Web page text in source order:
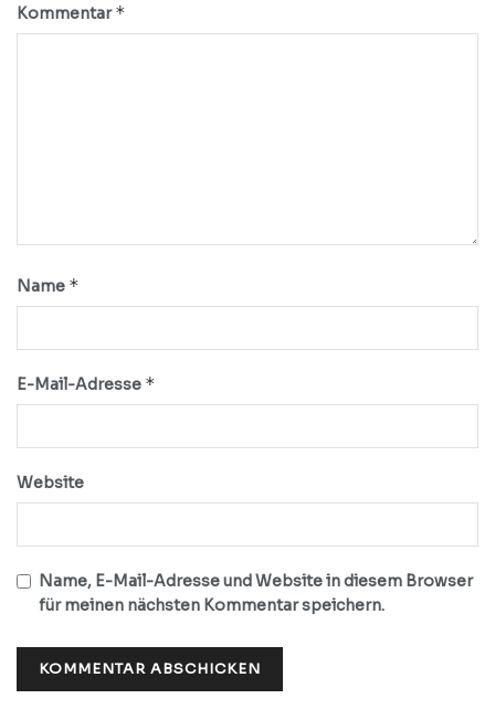
Kommentar*
Name *
E-Mail-Adresse *
Website
Name, E-Mail-Adresse und Website in diesem Browser
für meinen nächsten Kommentar speichern.